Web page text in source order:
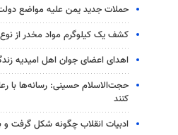
حملات جدید یمن علیه مواضع
کشف یک کیلوگرم مواد مخدر از
اهدای اعضای جوان اهل امیدیه
حجت‌الاسلام حسینی: رسانه‌ها با
کنند
ادبیات انقلاب چگونه شکل گرفت و